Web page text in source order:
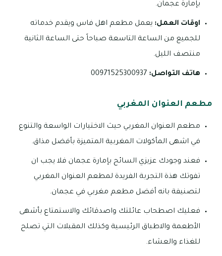
بإمارة عجمان.
اوقات العمل: يعمل مطعم اهل فاس ويقدم خدماته
للجميع من الساعة التاسعة صباحاً حتى الساعة الثانية
منتصف الليل.
هاتف التواصل:
مطعم العنوان المغربي
مطعم العنوان المغربي حيث الاختيارات الواسعة والتنوع
في اشهى المأكولات المغربية المتميزة بأفضل مذاق.
فعند وجودك عزيزي السائح بإمارة عجمان فلا يجب ان
تفوتك هذة التجربة الفريدة لمطعم العنوان المغربي
لتصنيفة بانه أفضل مطعم مغربي في عجمان.
فعليك اصطحاب عائلتك واصدقائك والاستمتاع بأشهى
الأطعمة والاطباق الرئيسية وكذلك المقبلات التي تصلح
للغذاء والعشاء.